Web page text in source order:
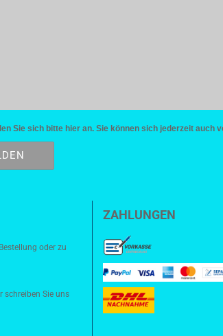
Sie sich bitte hier an. Sie können sich jederzeit auch
oder zu
schreiben Sie uns
ZAHLUNGEN